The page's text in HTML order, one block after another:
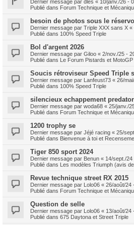
Dernier message par dles « 10/janv./26 -
Publié dans Forum Technique et
besoin de photos sous le
Dernier message par Triple XXX sans X «
Publié dans 100% Speed Triple
Bol d'argent 2026
Dernier message par Giloo « 2/nov./25 -
Publié dans Le Forum Pistards et MotoGP
Soucis rétroviseur Speed Triple
Dernier message par Lanfeust73 « 26/
Publié dans 100% Speed Triple
silencieux echappement predator
Dernier message par woda68 « 25/janv./
Publié dans Forum Technique et
1200 trophy se
Dernier message par Jéjé racing « 25/
Publié dans Bienvenue à toi et
Tiger 850 sport 2024
Dernier message par Benun « 14/sept./24
Publié dans Les modèles Triumph (avis
Revue technique street RX 2015
Dernier message par Lolo06 « 26/août/24
Publié dans Forum Technique et
Question de selle
Dernier message par Lolo06 « 13/août/24
Publié dans 675 Daytona et Street Triple